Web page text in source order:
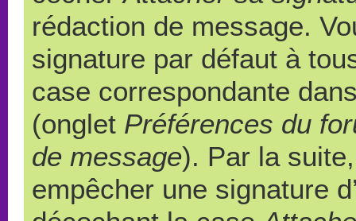
rédaction de message.
signature par défaut à
case correspondante
(onglet Préférences du
de message). Par la
empêcher une signature